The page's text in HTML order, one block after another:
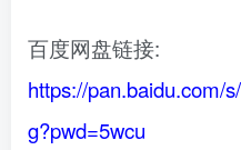
百度网盘链接:
https://pan.baidu.com/
g?pwd=5wcu